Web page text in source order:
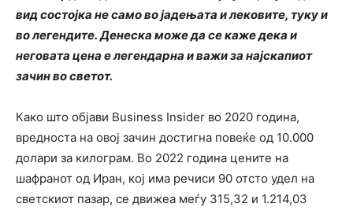
вид состојка не само во јадењата и лековите, туку и
во легендите. Денеска може да се каже дека и
неговата цена е легендарна и важи за најскапиот
зачин во светот.
Како што објави Business Insider во 2020 година,
вредноста на овој зачин достигна повеќе од 10.000
долари за килограм. Во 2022 година цените на
шафранот од Иран, кој има речиси 90 отсто удел на
светскиот пазар, се движеа меѓу 315,32 и 1.214,03